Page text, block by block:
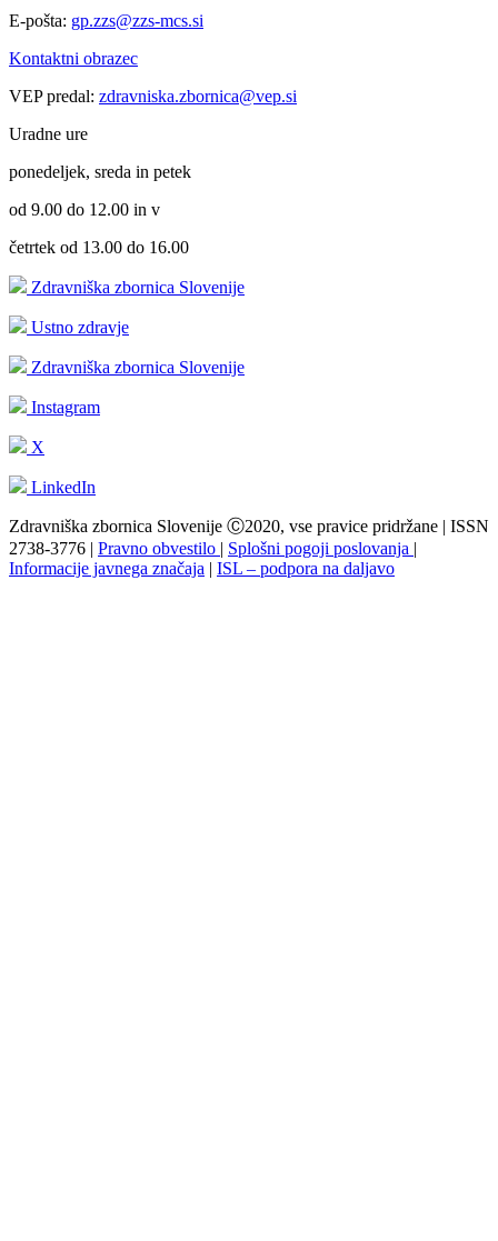
E-pošta: gp.zzs@zzs-mcs.si
Kontaktni obrazec
VEP predal: zdravniska.zbornica@vep.si
Uradne ure
ponedeljek, sreda in petek
od 9.00 do 12.00 in v
četrtek od 13.00 do 16.00
Zdravniška zbornica Slovenije
Ustno zdravje
Zdravniška zbornica Slovenije
Instagram
X
LinkedIn
Zdravniška zbornica Slovenije Ⓒ2020, vse pravice pridržane | ISSN
2738-3776 | Pravno obvestilo | Splošni pogoji poslovanja |
Informacije javnega značaja | ISL – podpora na daljavo